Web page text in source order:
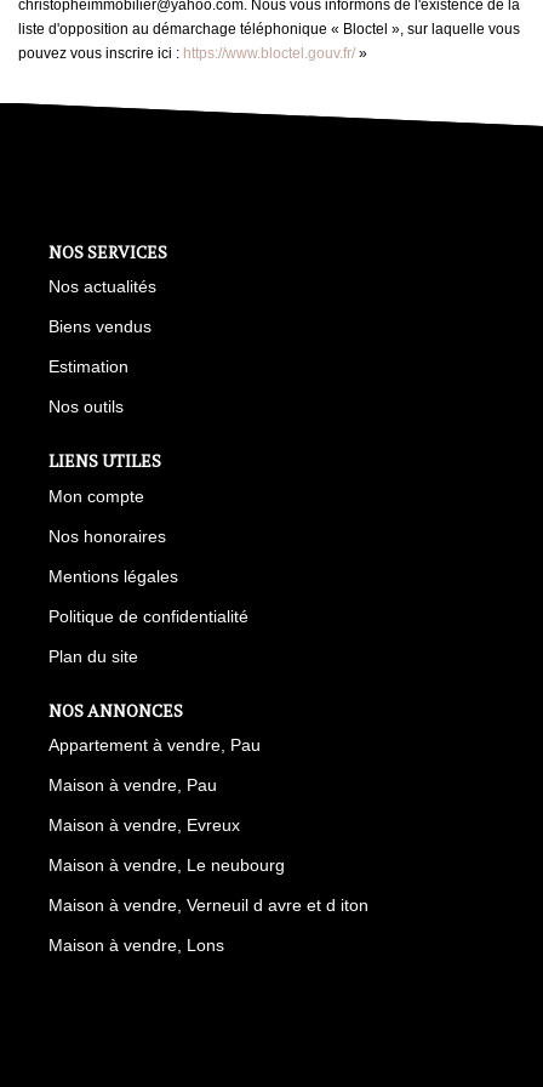
christopheimmobilier@yahoo.com. Nous vous informons de l'existence de la
liste d'opposition au démarchage téléphonique « Bloctel », sur laquelle vous
pouvez vous inscrire ici : https://www.bloctel.gouv.fr/ »
NOS SERVICES
Nos actualités
Biens vendus
Estimation
Nos outils
LIENS UTILES
Mon compte
Nos honoraires
Mentions légales
Politique de confidentialité
Plan du site
NOS ANNONCES
Appartement à vendre, Pau
Maison à vendre, Pau
Maison à vendre, Evreux
Maison à vendre, Le neubourg
Maison à vendre, Verneuil d avre et d iton
Maison à vendre, Lons